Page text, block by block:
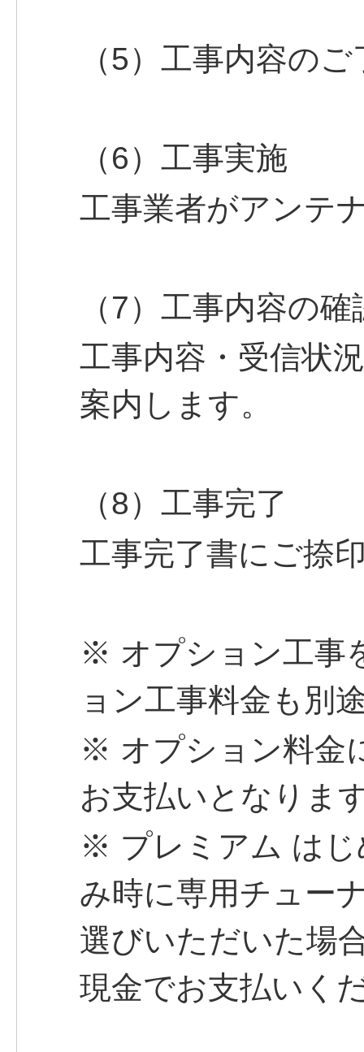
（5）工事内容のご
（6）工事実施
工事業者がアンテ
（7）工事内容の確
工事内容・受信状
案内します。
（8）工事完了
工事完了書にご捺
※ オプション工事
ョン工事料金も別
※ オプション料金
お支払いとなりま
※ プレミアム はじ
み時に専用チュー
選びいただいた場
現金でお支払いく